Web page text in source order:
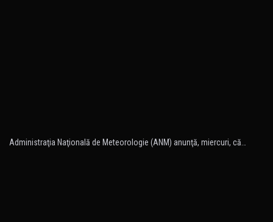
Administraţia Naţională de Meteorologie (ANM) anunţă, miercuri, că…